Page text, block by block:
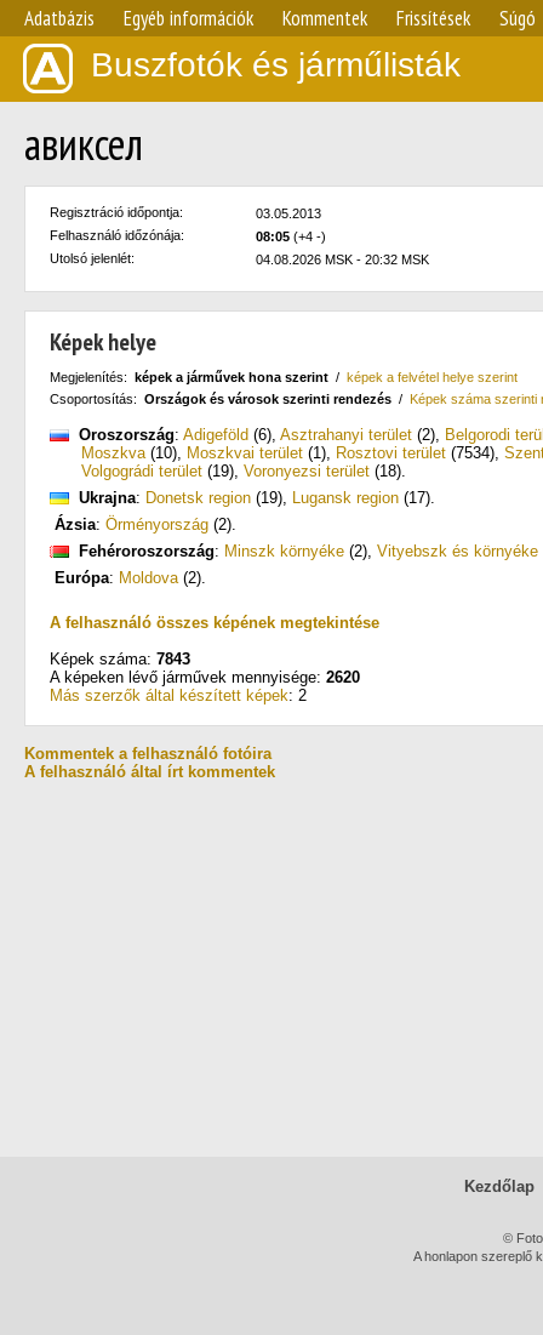
Adatbázis Egyéb információk Kommentek Frissítések Súgó
Buszfotók és járműlisták
авиксел
Regisztráció időpontja:
03.05.2013
Felhasználó időzónája:
08:05 (+4 -)
Utolsó jelenlét:
04.08.2026 MSK - 20:32 MSK
Képek helye
Megjelenítés: képek a járművek hona szerint / képek a felvétel helye szerint
Csoportosítás: Országok és városok szerinti rendezés / Képek száma szerinti
Oroszország: Adigeföld (6), Asztrahanyi terület (2), Belgorodi
Moszkva(10), Moszkvai terület (1), Rosztovi terület (7534),
Volgográdi terület (19), Voronyezsi terület (18).
Ukrajna: Donetsk region (19), Lugansk region (17).
Ázsia: Örményország (2).
Fehéroroszország: Minszk környéke (2), Vityebszk és környéke
Európa: Moldova(2).
A felhasználó összes képének megtekintése
Képek száma: 7843
A képeken lévő járművek mennyisége: 2620
Más szerzők által készített képek: 2
Kommentek a felhasználó fotóira
A felhasználó által írt kommentek
Kezdőlap
©
A honlapon szereplő